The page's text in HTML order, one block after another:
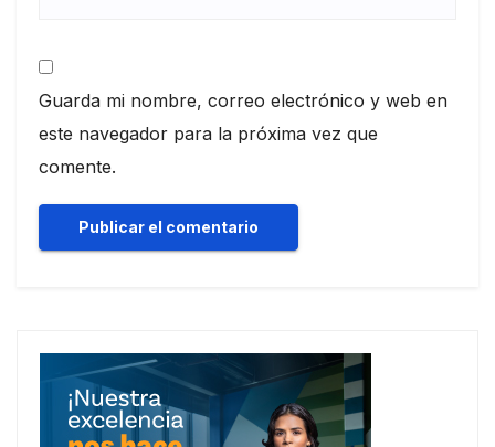
Guarda mi nombre, correo electrónico y web en
este navegador para la próxima vez que
comente.